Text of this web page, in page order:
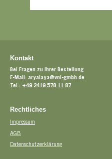
Kontakt
Bei Fragen zu Ihrer Bestellung
E-Mail: aryalaya@vni-gmbh.de
Tel.: +49 2419 578 11 87
Rechtliches
Impressum
AGB
Datenschutzerklärung